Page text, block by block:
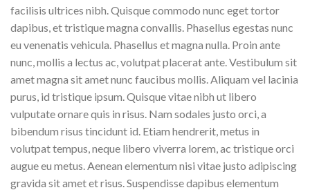
facilisis ultrices nibh. Quisque commodo nunc eget tortor
dapibus, et tristique magna convallis. Phasellus egestas nunc
eu venenatis vehicula. Phasellus et magna nulla. Proin ante
nunc, mollis a lectus ac, volutpat placerat ante. Vestibulum sit
amet magna sit amet nunc faucibus mollis. Aliquam vel lacinia
purus, id tristique ipsum. Quisque vitae nibh ut libero
vulputate ornare quis in risus. Nam sodales justo orci, a
bibendum risus tincidunt id. Etiam hendrerit, metus in
volutpat tempus, neque libero viverra lorem, ac tristique orci
augue eu metus. Aenean elementum nisi vitae justo adipiscing
gravida sit amet et risus. Suspendisse dapibus elementum